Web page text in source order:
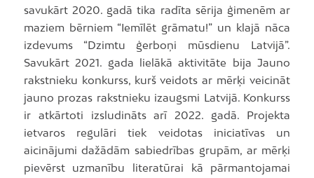
savukārt 2020. gadā tika radīta sērija ģimenēm ar
maziem bērniem “Iemīlēt grāmatu!” un klajā nāca
izdevums “Dzimtu ģerboņi mūsdienu Latvijā”.
Savukārt 2021. gada lielākā aktivitāte bija Jauno
rakstnieku konkurss, kurš veidots ar mērķi veicināt
jauno prozas rakstnieku izaugsmi Latvijā. Konkurss
ir atkārtoti izsludināts arī 2022. gadā. Projekta
ietvaros regulāri tiek veidotas iniciatīvas un
aicinājumi dažādām sabiedrības grupām, ar mērķi
pievērst uzmanību literatūrai kā pārmantojamai